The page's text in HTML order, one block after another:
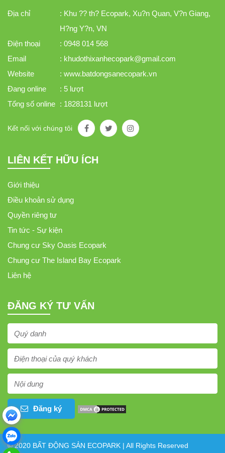
Địa chỉ
: Khu ?? th? Ecopark, Xu?n Quan, V?n Giang,
H?ng Y?n, VN
Điện thoại
: 0948 014 568
Email
: khudothixanhecopark@gmail.com
Website
: www.batdongsanecopark.vn
Đang online
: 5 lượt
Tổng số online : 1828131 lượt
Kết nối với chúng tôi
LIÊN KẾT HỮU ÍCH
Giới thiệu
Điều khoản sử dụng
Quyền riêng tư
Tin tức - Sự kiện
Chung cư Sky Oasis Ecopark
Chung cư The Island Bay Ecopark
Liên hệ
ĐĂNG KÝ TƯ VẤN
Đăng ký
© 2020 BẤT ĐỘNG SẢN ECOPARK | All Rights Reserved